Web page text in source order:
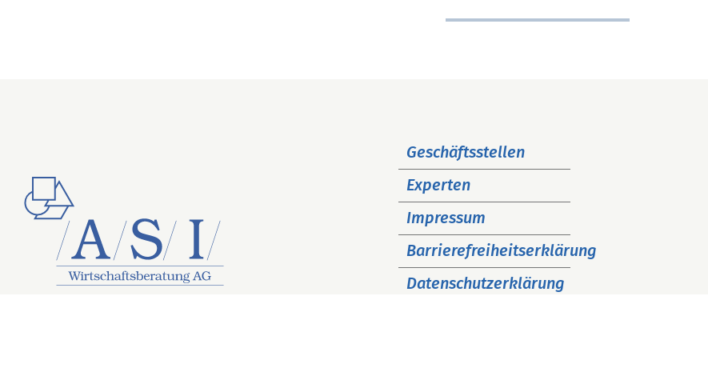
überspringen
Geschäftsstellen
Experten
Impressum
Barrierefreiheitserklärung
Datenschutzerklärung